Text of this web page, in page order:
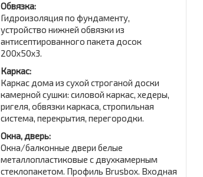
Обвязка:
Гидроизоляция по фундаменту,
устройство нижней обвязки из
антисептированного пакета досок
200x50x3.
Каркас:
Каркас дома из сухой строганой доски
камерной сушки: силовой каркас, хедеры,
ригеля, обвязки каркаса, стропильная
система, перекрытия, перегородки.
Окна, дверь:
Окна/балконные двери белые
металлопластиковые с двухкамерным
стеклопакетом. Профиль Brusbox. Входная